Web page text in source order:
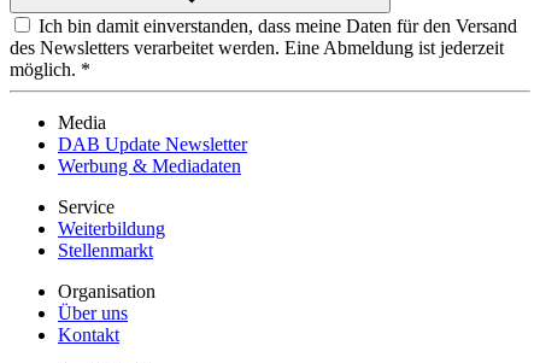
Ich bin damit einverstanden, dass meine Daten für den Versand
des Newsletters verarbeitet werden. Eine Abmeldung ist jederzeit
möglich. *
Media
DAB Update Newsletter
Werbung & Mediadaten
Service
Weiterbildung
Stellenmarkt
Organisation
Über uns
Kontakt